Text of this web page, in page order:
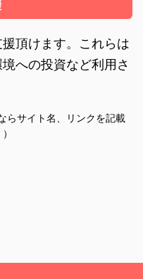
頂けます。これらは
への投資など利用さ
らサイト名、リンクを記載